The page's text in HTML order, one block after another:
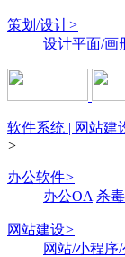
策划/设计>
设计平面/画
软件系统 | 网站建
>
办公软件>
办公OA 杀
网站建设>
网站/小程序